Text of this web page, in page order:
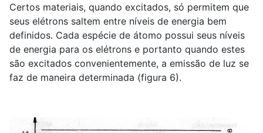
Certos materiais, quando excitados, só permitem que
seus elétrons saltem entre níveis de energia bem
definidos. Cada espécie de átomo possui seus níveis
de energia para os elétrons e portanto quando estes
são excitados convenientemente, a emissão de luz se
faz de maneira determinada (figura 6).